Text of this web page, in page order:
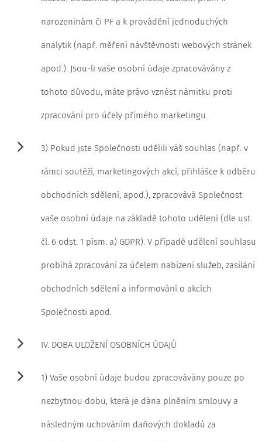
narozeninám či PF a k provádění jednoduchých
analytik (např. měření návštěvnosti webových stránek
apod.). Jsou-li vaše osobní údaje zpracovávány z
tohoto důvodu, máte právo vznést námitku proti
zpracování pro účely přímého marketingu.
3) Pokud jste Společnosti udělili váš souhlas (např. v
rámci soutěží, marketingových akcí, přihlášce k odběru
obchodních sdělení, apod.), zpracovává Společnost
vaše osobní údaje na základě tohoto udělení (dle ust.
čl. 6 odst. 1 písm. a) GDPR). V případě udělení souhlasu
probíhá zpracování za účelem nabízení služeb, zasílání
obchodních sdělení a informování o akcích
Společnosti apod.
IV. DOBA ULOŽENÍ OSOBNÍCH ÚDAJŮ
1) Vaše osobní údaje budou zpracovávány pouze po
nezbytnou dobu, která je dána plněním smlouvy a
následným uchováním daňových dokladů za